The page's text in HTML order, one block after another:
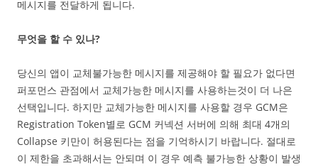
메시지를 전달하게 됩니다.
무엇을 할 수 있나?
당신의 앱이 교체불가능한 메시지를 제공해야 할 필요가 없다면
퍼포먼스 관점에서 교체가능한 메시지를 사용하는것이 더 나은
선택입니다. 하지만 교체가능한 메시지를 사용할 경우 GCM은
Registration Token별로 GCM 커넥션 서버에 의해 최대 4개의
Collapse 키만이 허용된다는 점을 기억하시기 바랍니다. 절대로
이 제한을 초과해서는 안되며 이 경우 예측 불가능한 상황이 발생